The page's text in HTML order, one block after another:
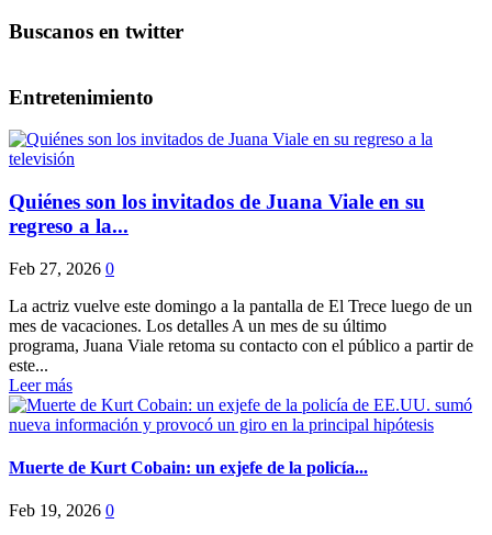
Buscanos en twitter
Entretenimiento
Quiénes son los invitados de Juana Viale en su
regreso a la...
Feb 27, 2026 0
La actriz vuelve este domingo a la pantalla de El Trece luego de un
mes de vacaciones. Los detalles A un mes de su último
programa, Juana Viale retoma su contacto con el público a partir de
este...
Leer más
Muerte de Kurt Cobain: un exjefe de la policía...
Feb 19, 2026 0